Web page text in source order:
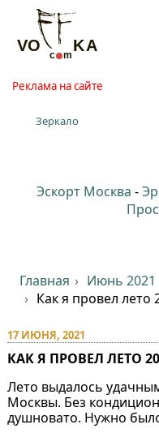
Реклама на сайте
Зеркало
Эскорт Москва -
Главная Июнь 2021
Как я провел лето
17 ИЮНЯ, 2021
КАК Я ПРОВЕЛ ЛЕТО
Лето выдалось
Москвы. Без
душновато. Нужно